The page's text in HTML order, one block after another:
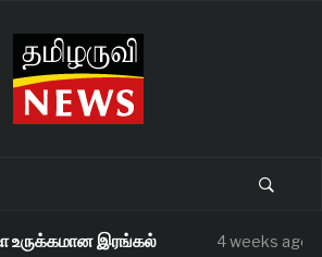
உருக்கமான இரங்கல் 4 weeks ago